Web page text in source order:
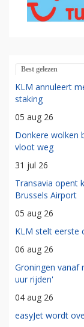
Best gelezen
KLM annuleert
staking
05 aug 26
Donkere wolken
vloot weg
31 jul 26
Transavia opent
Brussels Airport
05 aug 26
KLM stelt eerste
06 aug 26
Groningen vanaf
uur rijden'
04 aug 26
easyJet wordt